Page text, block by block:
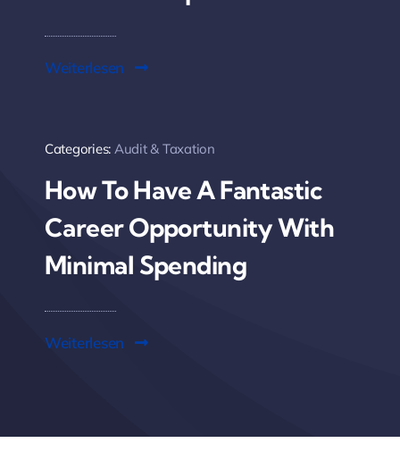
Weiterlesen
Categories: Audit & Taxation
How To Have A Fantastic
Career Opportunity With
Minimal Spending
Weiterlesen